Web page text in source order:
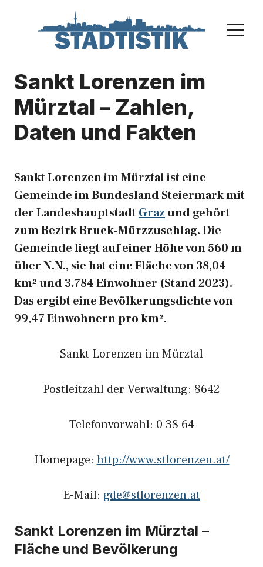
Sankt Lorenzen im
Mürztal – Zahlen,
Daten und Fakten
Sankt Lorenzen im Mürztal ist eine
Gemeinde im Bundesland Steiermark mit
der LandeshauptstadtGrazund gehört
zum Bezirk Bruck-Mürzzuschlag. Die
Gemeinde liegt auf einer Höhe von 560 m
über N.N., sie hat eine Fläche von 38,04
km² und 3.784 Einwohner (Stand 2023).
Das ergibt eine Bevölkerungsdichte von
99,47 Einwohnern pro km².
Sankt Lorenzen im Mürztal
Postleitzahl der Verwaltung: 8642
Telefonvorwahl: 0 38 64
Homepage: http://www.stlorenzen.at/
E-Mail: gde@stlorenzen.at
Sankt Lorenzen im Mürztal –
Fläche und Bevölkerung